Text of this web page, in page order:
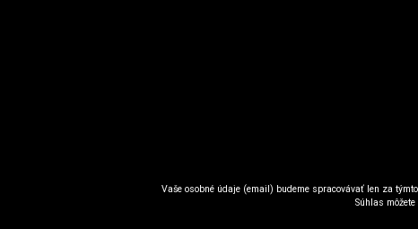
Vaše osobné údaje (email) budeme spracovávať len za
Súhlas